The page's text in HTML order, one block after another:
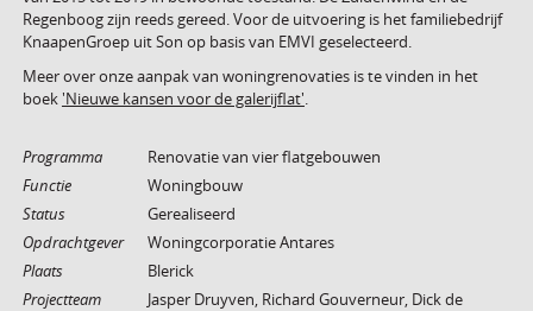
Regenboog zijn reeds gereed. Voor de uitvoering is het familiebedrijf
KnaapenGroep uit Son op basis van EMVI geselecteerd.
Meer over onze aanpak van woningrenovaties is te vinden in het
boek 'Nieuwe kansen voor de galerijflat'.
Programma
Renovatie van vier flatgebouwen
Functie
Woningbouw
Status
Gerealiseerd
Opdrachtgever
Woningcorporatie Antares
Plaats
Blerick
Projectteam
Jasper Druyven, Richard Gouverneur, Dick de